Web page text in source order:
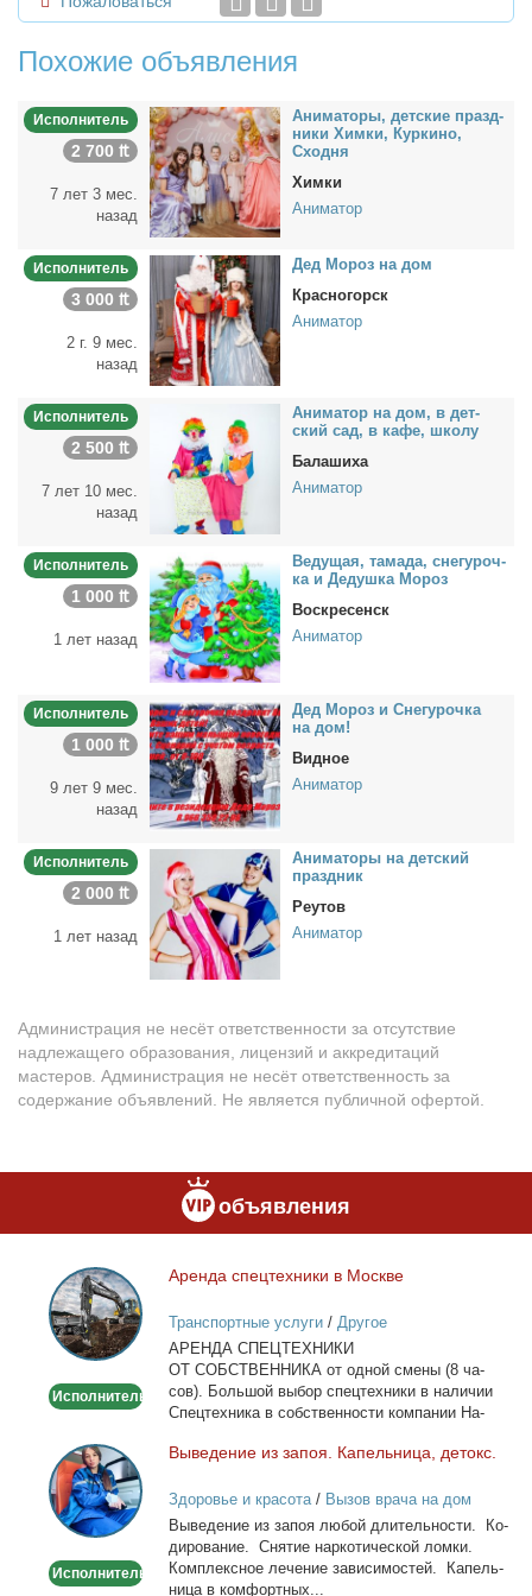
Похожие объявления
Исполнитель
2 700 ₶
7 лет 3 мес.
назад
Ани­ма­то­ры, дет­ские празд­
ни­ки Хим­ки, Кур­ки­но,
Сход­ня
Химки
Аниматор
Исполнитель
3 000 ₶
2 г. 9 мес.
назад
Дед Мо­роз на дом
Красногорск
Аниматор
Исполнитель
2 500 ₶
7 лет 10 мес.
назад
Ани­ма­тор на дом, в дет­
ский сад, в ка­фе, шко­лу
Балашиха
Аниматор
Исполнитель
1 000 ₶
1 лет назад
Ве­ду­щая, та­ма­да, сне­гу­роч­
ка и Де­душ­ка Мо­роз
Воскресенск
Аниматор
Исполнитель
1 000 ₶
9 лет 9 мес.
назад
Дед Мо­роз и Сне­гу­роч­ка
на дом!
Видное
Аниматор
Исполнитель
2 000 ₶
1 лет назад
Ани­ма­то­ры на дет­ский
празд­ник
Реутов
Аниматор
Администрация не несёт ответственности за отсутствие
надлежащего образования, лицензий и аккредитаций
мастеров. Администрация не несёт ответственность за
содержание объявлений. Не является публичной офертой.
объявления
Аренда
спецтехники
в
Москве
Исполнитель
Арен­да спец­тех­ни­ки в Москве
Транспортные услуги/ Другое
АРЕНДА СПЕЦТЕХНИКИ
ОТ СОБСТВЕННИКА от од­ной сме­ны (8 ча­
сов). Боль­шой вы­бор спец­тех­ни­ки в на­ли­чии
Спец­тех­ни­ка в соб­ствен­но­сти ком­па­нии На­
Выведение
из
запоя.
Капельница,
Исполнитель
Вы­ве­де­ние из за­поя. Ка­пель­ни­ца, де­токс.
Здоровье и красота/ Вызов врача на дом
Вы­ве­де­ние из за­поя лю­бой дли­тель­но­сти. Ко­
ди­ро­ва­ние. Сня­тие нар­ко­ти­че­ской лом­ки.
Ком­плекс­ное ле­че­ние за­ви­си­мо­стей. Ка­пель­
ни­ца в ком­форт­ных...